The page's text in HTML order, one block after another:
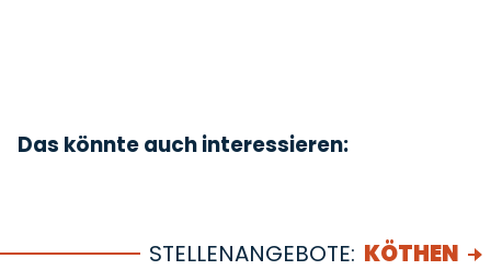
Das könnte auch interessieren:
STELLENANGEBOTE: KÖTHEN